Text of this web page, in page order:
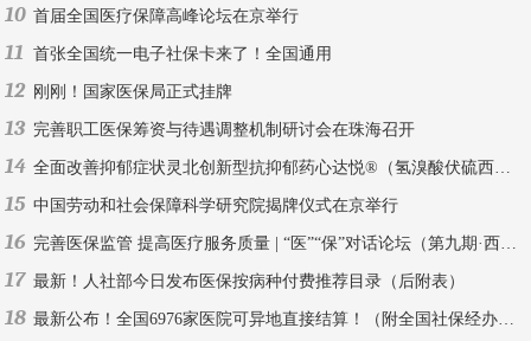
10 首届全国医疗保障高峰论坛在京举行
11 首张全国统一电子社保卡来了！全国通用
12 刚刚！国家医保局正式挂牌
13 完善职工医保筹资与待遇调整机制研讨会在珠海召开
14 全面改善抑郁症状灵北创新型抗抑郁药心达悦®（氢溴酸伏硫西汀片）中国上市
15 中国劳动和社会保障科学研究院揭牌仪式在京举行
16 完善医保监管 提高医疗服务质量 | “医”“保”对话论坛（第九期·西安）
17 最新！人社部今日发布医保按病种付费推荐目录（后附表）
18 最新公布！全国6976家医院可异地直接结算！（附全国社保经办机构联系方式）